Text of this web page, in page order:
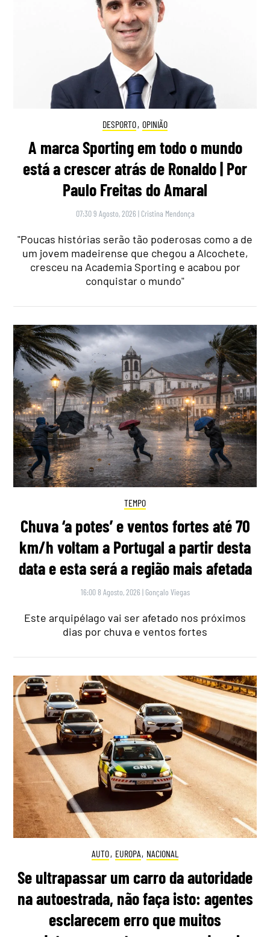
DESPORTO, OPINIÃO
A marca Sporting em todo o mundo
está a crescer atrás de Ronaldo | Por
Paulo Freitas do Amaral
07:30 9 Agosto, 2026 | Cristina Mendonça
"Poucas histórias serão tão poderosas como a de
um jovem madeirense que chegou a Alcochete,
cresceu na Academia Sporting e acabou por
conquistar o mundo"
TEMPO
Chuva ‘a potes’ e ventos fortes até 70
km/h voltam a Portugal a partir desta
data e esta será a região mais afetada
16:00 8 Agosto, 2026 | Gonçalo Viegas
Este arquipélago vai ser afetado nos próximos
dias por chuva e ventos fortes
AUTO, EUROPA, NACIONAL
Se ultrapassar um carro da autoridade
na autoestrada, não faça isto: agentes
esclarecem erro que muitos